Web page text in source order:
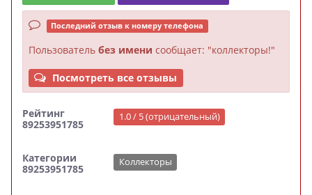
Последний отзыв к номеру телефона
Пользователь без имени сообщает: "коллекторы!"
Посмотреть все отзывы
Рейтинг
89253951785
1.0 / 5 (отрицательный)
Категории
89253951785
Коллекторы